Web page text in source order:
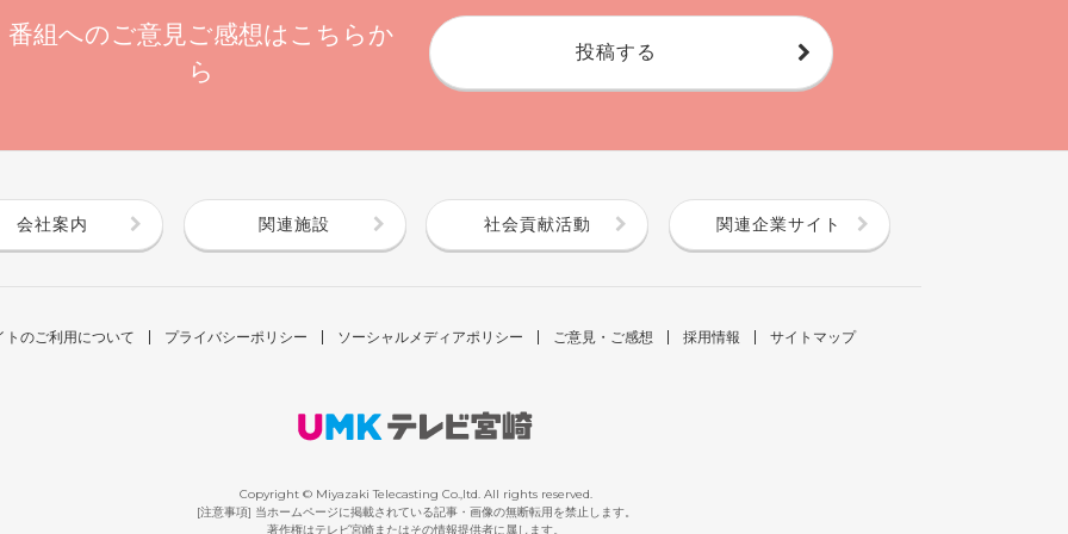
番組へのご意見ご感想はこちらか
ら
投稿する
会社案内 関連施設 社会貢献活動 関連企業サイト
トのご利用について プライバシーポリシー ソーシャルメディアポリシー ご意見・ご感想 採用情報 サイトマップ
Copyright © Miyazaki Telecasting Co.,ltd. All rights reserved.
[注意事項] 当ホームページに掲載されている記事・画像の無断転用を禁止します。
著作権はテレビ宮崎またはその情報提供者に属します。